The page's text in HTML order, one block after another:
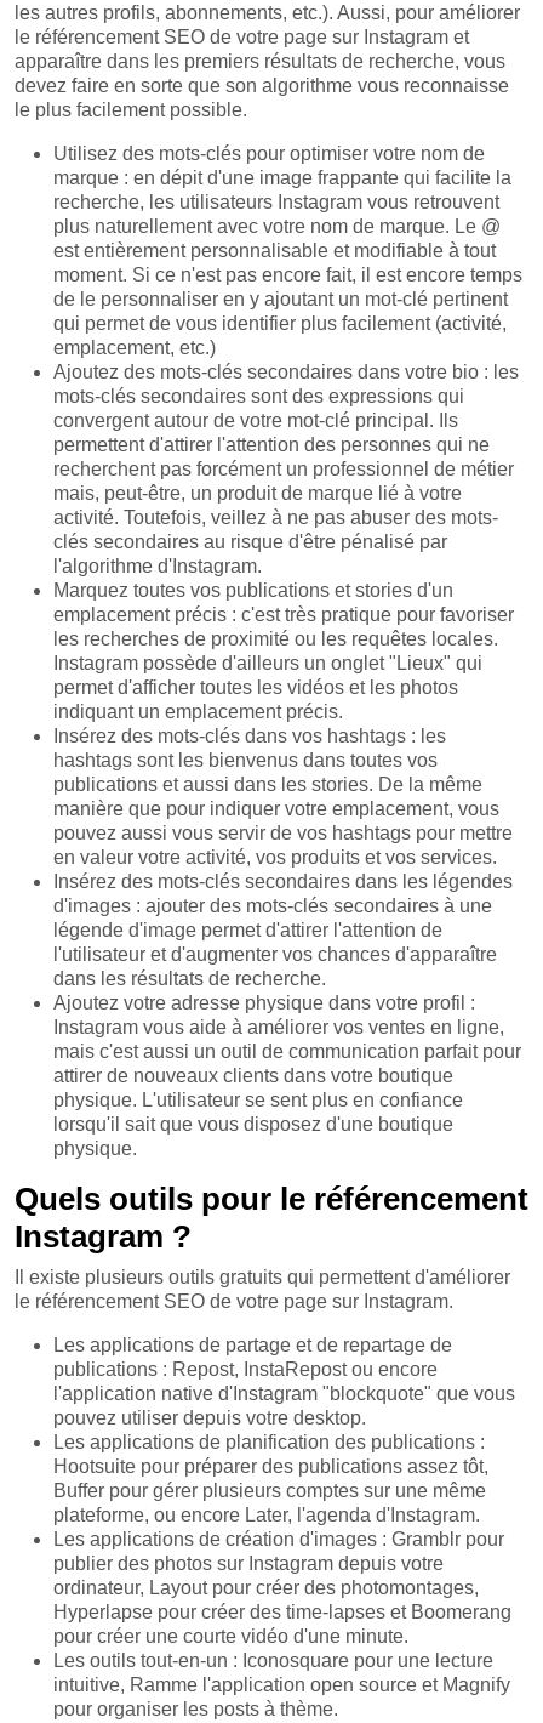
les autres profils, abonnements, etc.). Aussi, pour améliorer
le référencement SEO de votre page sur Instagram et
apparaître dans les premiers résultats de recherche, vous
devez faire en sorte que son algorithme vous reconnaisse
le plus facilement possible.
Utilisez des mots-clés pour optimiser votre nom de
marque : en dépit d'une image frappante qui facilite la
recherche, les utilisateurs Instagram vous retrouvent
plus naturellement avec votre nom de marque. Le @
est entièrement personnalisable et modifiable à tout
moment. Si ce n'est pas encore fait, il est encore temps
de le personnaliser en y ajoutant un mot-clé pertinent
qui permet de vous identifier plus facilement (activité,
emplacement, etc.)
Ajoutez des mots-clés secondaires dans votre bio : les
mots-clés secondaires sont des expressions qui
convergent autour de votre mot-clé principal. Ils
permettent d'attirer l'attention des personnes qui ne
recherchent pas forcément un professionnel de métier
mais, peut-être, un produit de marque lié à votre
activité. Toutefois, veillez à ne pas abuser des mots-
clés secondaires au risque d'être pénalisé par
l'algorithme d'Instagram.
Marquez toutes vos publications et stories d'un
emplacement précis : c'est très pratique pour favoriser
les recherches de proximité ou les requêtes locales.
Instagram possède d'ailleurs un onglet "Lieux" qui
permet d'afficher toutes les vidéos et les photos
indiquant un emplacement précis.
Insérez des mots-clés dans vos hashtags : les
hashtags sont les bienvenus dans toutes vos
publications et aussi dans les stories. De la même
manière que pour indiquer votre emplacement, vous
pouvez aussi vous servir de vos hashtags pour mettre
en valeur votre activité, vos produits et vos services.
Insérez des mots-clés secondaires dans les légendes
d'images : ajouter des mots-clés secondaires à une
légende d'image permet d'attirer l'attention de
l'utilisateur et d'augmenter vos chances d'apparaître
dans les résultats de recherche.
Ajoutez votre adresse physique dans votre profil :
Instagram vous aide à améliorer vos ventes en ligne,
mais c'est aussi un outil de communication parfait pour
attirer de nouveaux clients dans votre boutique
physique. L'utilisateur se sent plus en confiance
lorsqu'il sait que vous disposez d'une boutique
physique.
Quels outils pour le référencement
Instagram ?
Il existe plusieurs outils gratuits qui permettent d'améliorer
le référencement SEO de votre page sur Instagram.
Les applications de partage et de repartage de
publications : Repost, InstaRepost ou encore
l'application native d'Instagram "blockquote" que vous
pouvez utiliser depuis votre desktop.
Les applications de planification des publications :
Hootsuite pour préparer des publications assez tôt,
Buffer pour gérer plusieurs comptes sur une même
plateforme, ou encore Later, l'agenda d'Instagram.
Les applications de création d'images : Gramblr pour
publier des photos sur Instagram depuis votre
ordinateur, Layout pour créer des photomontages,
Hyperlapse pour créer des time-lapses et Boomerang
pour créer une courte vidéo d'une minute.
Les outils tout-en-un : Iconosquare pour une lecture
intuitive, Ramme l'application open source et Magnify
pour organiser les posts à thème.